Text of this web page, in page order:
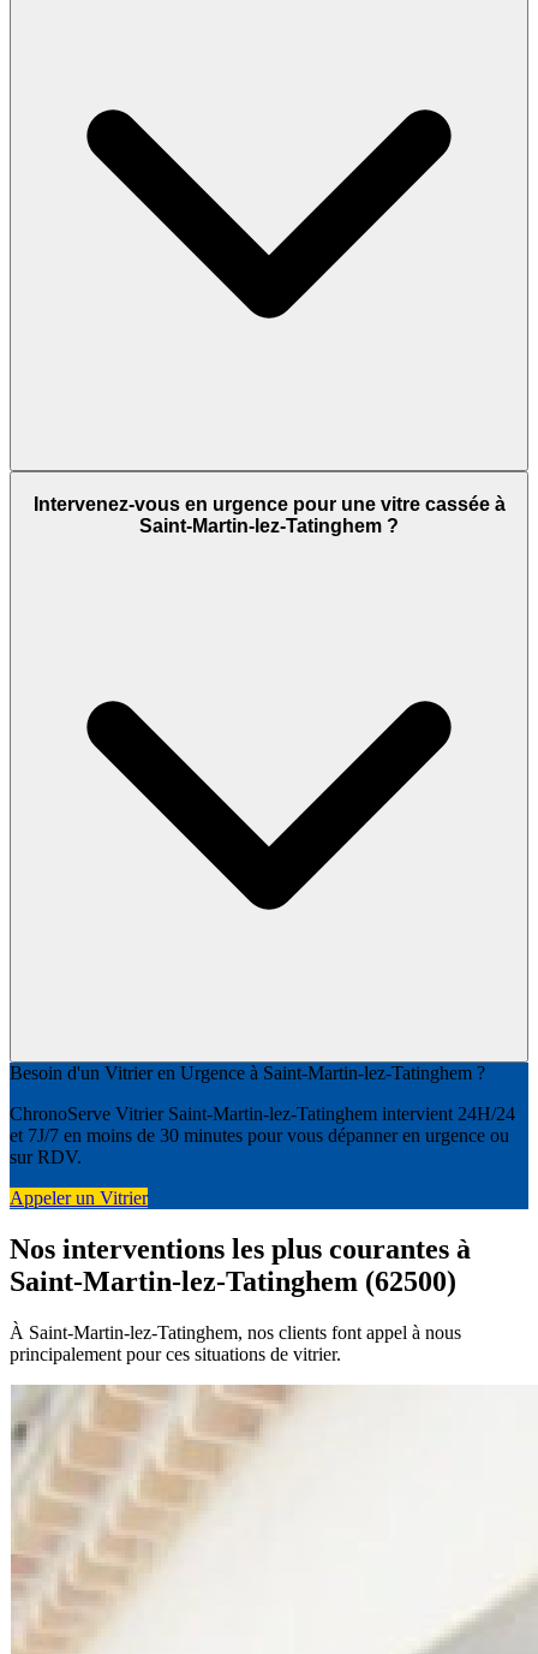
Intervenez-vous en urgence pour une vitre cassée à
Saint-Martin-lez-Tatinghem ?
Besoin d'un Vitrier en Urgence à Saint-Martin-lez-Tatinghem ?
ChronoServe Vitrier Saint-Martin-lez-Tatinghem intervient 24H/24
et 7J/7 en moins de 30 minutes pour vous dépanner en urgence ou
sur RDV.
Appeler un Vitrier
Nos interventions les plus courantes à
Saint-Martin-lez-Tatinghem (62500)
À Saint-Martin-lez-Tatinghem, nos clients font appel à nous
principalement pour ces situations de vitrier.